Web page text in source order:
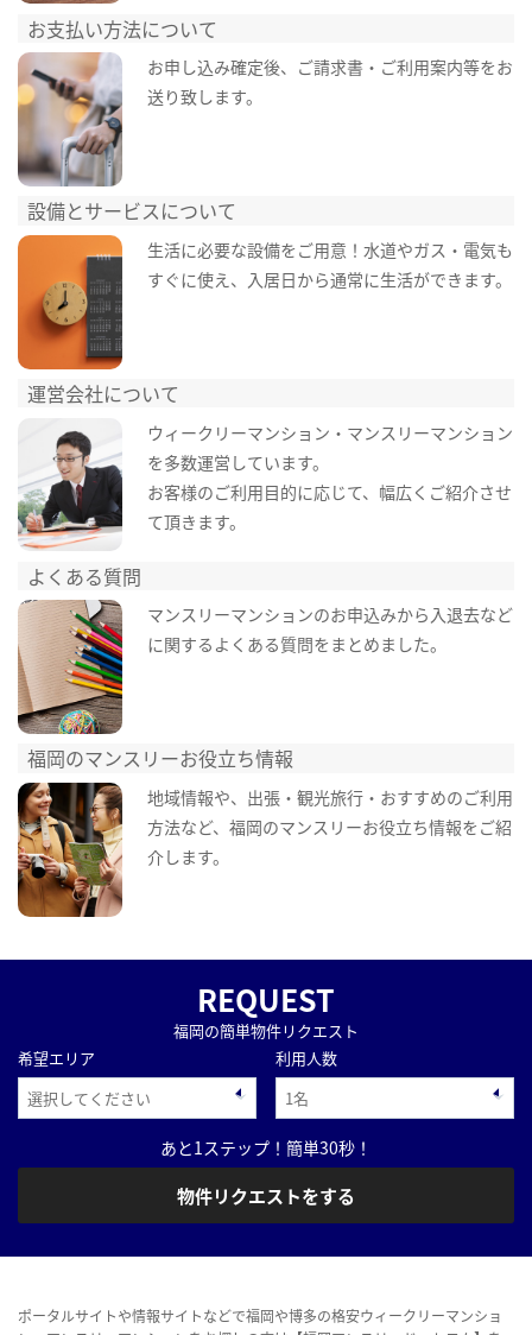
お支払い方法について
お申し込み確定後、ご請求書・ご利用案内等をお
送り致します。
設備とサービスについて
生活に必要な設備をご用意！水道やガス・電気も
すぐに使え、入居日から通常に生活ができます。
運営会社について
ウィークリーマンション・マンスリーマンション
を多数運営しています。
お客様のご利用目的に応じて、幅広くご紹介させ
て頂きます。
よくある質問
マンスリーマンションのお申込みから入退去など
に関するよくある質問をまとめました。
福岡のマンスリーお役立ち情報
地域情報や、出張・観光旅行・おすすめのご利用
方法など、福岡のマンスリーお役立ち情報をご紹
介します。
REQUEST
福岡の簡単物件リクエスト
希望エリア
利用人数
あと1ステップ！簡単30秒！
物件リクエストをする
ポータルサイトや情報サイトなどで福岡や博多の格安ウィークリーマンショ